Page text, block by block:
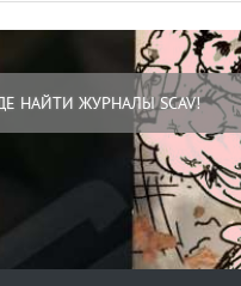
НАЙТИ ЖУРНАЛЫ SCAV!